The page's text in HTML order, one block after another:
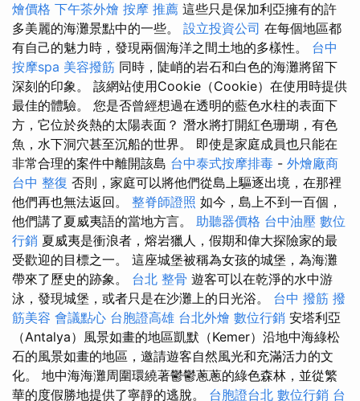
燴價格 下午茶外燴 按摩 推薦 這些只是保加利亞擁有的許
多美麗的海灘景點中的一些。 設立投資公司 在每個地區都
有自己的魅力時，發現兩個海洋之間土地的多樣性。 台中
按摩spa 美容撥筋 同時，陡峭的岩石和白色的海灘將留下
深刻的印象。 該網站使用Cookie（Cookie）在使用時提供
最佳的體驗。 您是否曾經想過在透明的藍色水柱的表面下
方，它位於炎熱的太陽表面？ 潛水將打開紅色珊瑚，有色
魚，水下洞穴甚至沉船的世界。 即使是家庭成員也只能在
非常合理的案件中離開該島 台中泰式按摩排毒 - 外燴廠商
台中 整復 否則，家庭可以將他們從島上驅逐出境，在那裡
他們再也無法返回。 整脊師證照 如今，島上不到一百個，
他們講了夏威夷語的當地方言。 助聽器價格 台中油壓 數位
行銷 夏威夷是衝浪者，熔岩獵人，假期和偉大探險家的最
受歡迎的目標之一。 這座城堡被稱為女孩的城堡，為海灘
帶來了歷史的跡象。 台北 整骨 遊客可以在乾淨的水中游
泳，發現城堡，或者只是在沙灘上的日光浴。 台中 撥筋 撥
筋美容 會議點心 台胞證高雄 台北外燴 數位行銷 安塔利亞
（Antalya）風景如畫的地區凱默（Kemer）沿地中海綠松
石的風景如畫的地區，邀請遊客自然風光和充滿活力的文
化。 地中海海灘周圍環繞著鬱鬱蔥蔥的綠色森林，並從繁
華的度假勝地提供了寧靜的逃脫。 台胞證台北 數位行銷 台